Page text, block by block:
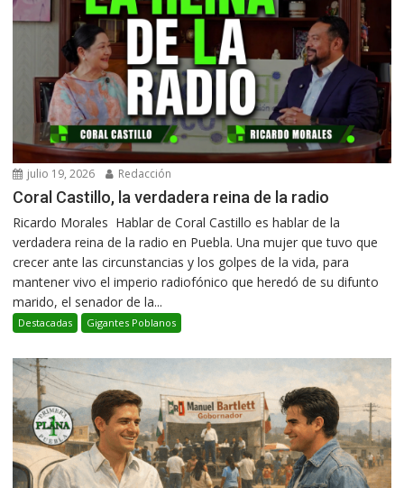
julio 19, 2026 Redacción
Coral Castillo, la verdadera reina de la radio
Ricardo Morales Hablar de Coral Castillo es hablar de la
verdadera reina de la radio en Puebla. Una mujer que tuvo que
crecer ante las circunstancias y los golpes de la vida, para
mantener vivo el imperio radiofónico que heredó de su difunto
marido, el senador de la...
Destacadas Gigantes Poblanos